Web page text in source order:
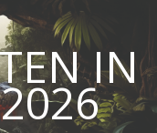
IN
2026